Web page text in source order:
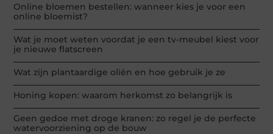
Online bloemen bestellen: wanneer kies je voor een
online bloemist?
Wat je moet weten voordat je een tv-meubel kiest voor
je nieuwe flatscreen
Wat zijn plantaardige oliën en hoe gebruik je ze
Honing kopen: waarom herkomst zo belangrijk is
Geen gedoe met droge kranen: zo regel je de perfecte
watervoorziening op de bouw